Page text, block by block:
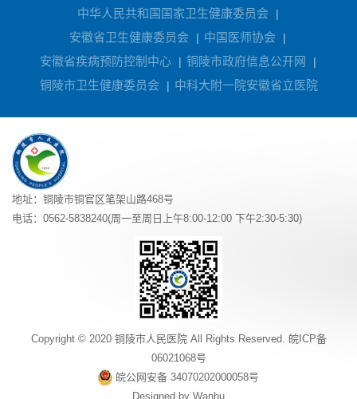
中华人民共和国国家卫生健康委员会 |
安徽省卫生健康委员会 | 中国医师协会 |
安徽省疾病预防控制中心 | 铜陵市政府信息公开网 |
铜陵市卫生健康委员会 | 中科大附一院安徽省立医院
地址：铜陵市铜官区笔架山路468号
电话：0562-5838240(周一至周日上午8:00-12:00 下午2:30-5:30)
Copyright © 2020 铜陵市人民医院 All Rights Reserved. 皖ICP备
06021068号
皖公网安备 34070202000058号
Designed by Wanhu